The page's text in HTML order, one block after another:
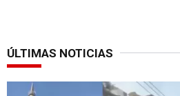
ÚLTIMAS NOTICIAS